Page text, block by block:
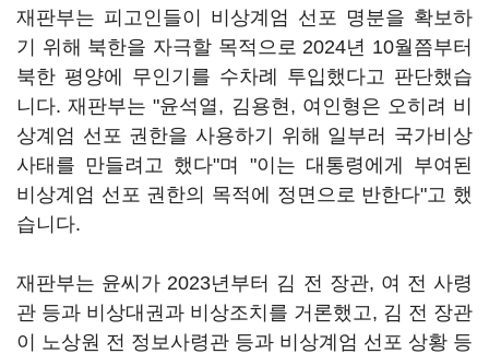
재판부는 피고인들이 비상계엄 선포 명분을 확보하
기 위해 북한을 자극할 목적으로 2024년 10월쯤부터
북한 평양에 무인기를 수차례 투입했다고 판단했습
니다. 재판부는 "윤석열, 김용현, 여인형은 오히려 비
상계엄 선포 권한을 사용하기 위해 일부러 국가비상
사태를 만들려고 했다"며 "이는 대통령에게 부여된
비상계엄 선포 권한의 목적에 정면으로 반한다"고 했
습니다.
재판부는 윤씨가 2023년부터 김 전 장관, 여 전 사령
관 등과 비상대권과 비상조치를 거론했고, 김 전 장관
이 노상원 전 정보사령관 등과 비상계엄 선포 상황 등